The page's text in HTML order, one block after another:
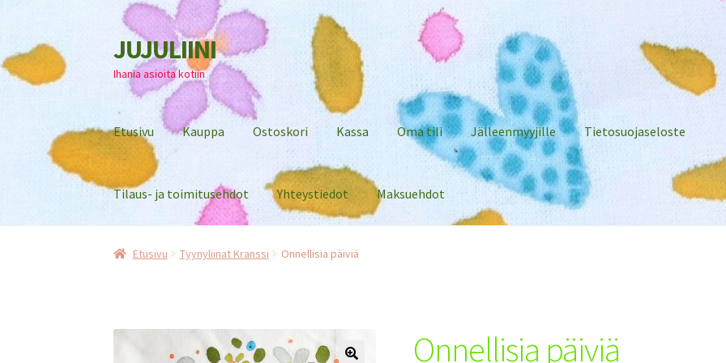
Siirry
navigointiin
Siirry
sisältöön
JUJULIINI
Ihania asioita kotiin
Etusivu Kauppa Ostoskori Kassa Oma tili Jälleenmyyjille Tietosuojaseloste
Tilaus- ja toimitusehdot Yhteystiedot Maksuehdot
Etusivu Tyynyliinat Kranssi Onnellisia päiviä
Onnellisia päiviä